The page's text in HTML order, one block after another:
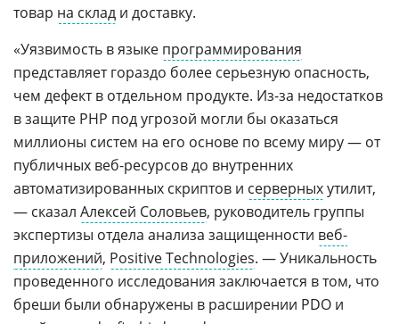
товар на склад и доставку.
«Уязвимость в языке программирования
представляет гораздо более серьезную опасность,
чем дефект в отдельном продукте. Из-за недостатков
в защите PHP под угрозой могли бы оказаться
миллионы систем на его основе по всему миру — от
публичных веб-ресурсов до внутренних
автоматизированных скриптов и серверныхутилит,
— сказал Алексей Соловьев, руководитель группы
экспертизы отдела анализа защищенности веб-
приложений, Positive Technologies. — Уникальность
проведенного исследования заключается в том, что
бреши были обнаружены в расширении PDO и